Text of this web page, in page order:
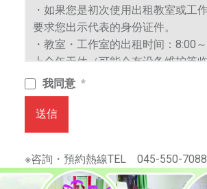
促
進
中
日
友
好
和
理
解
我同意 *
送信
※咨詢・預約熱線TEL 045-550-7088